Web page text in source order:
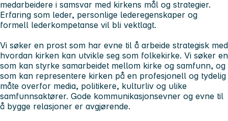
medarbeidere i samsvar med kirkens mål og strategier.
Erfaring som leder, personlige lederegenskaper og
formell lederkompetanse vil bli vektlagt.
Vi søker en prost som har evne til å arbeide strategisk med
hvordan kirken kan utvikle seg som folkekirke. Vi søker en
som kan styrke samarbeidet mellom kirke og samfunn, og
som kan representere kirken på en profesjonell og tydelig
måte overfor media, politikere, kulturliv og ulike
samfunnsaktører. Gode kommunikasjonsevner og evne til
å bygge relasjoner er avgjørende.